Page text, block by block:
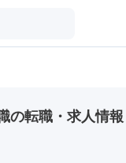
の転職・求人情報